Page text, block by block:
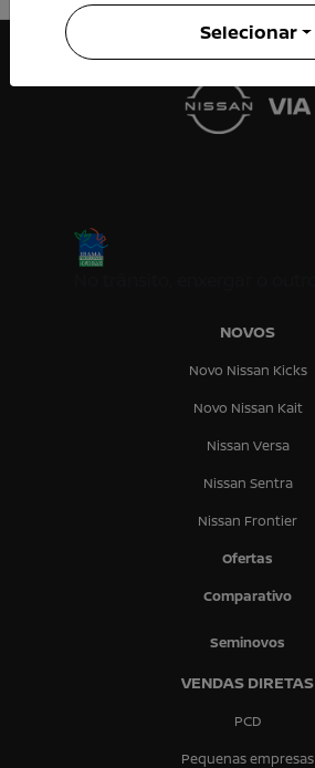
NOVOS
Novo Nissan Kicks
Novo Nissan Kait
Nissan Versa
Nissan Sentra
Nissan Frontier
Ofertas
Comparativo
Seminovos
VENDAS DIRETAS
PCD
Pequenas empresas
Selecionar